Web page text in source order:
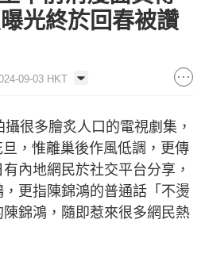
光終於回春被讚
09-03 HKT
很多膾炙人口的電視劇集，
，惟離巢後作風低調，更傳
內地網民於社交平台分享，
更指陳錦鴻的普通話「不燙
錦鴻，隨即惹來很多網民熱